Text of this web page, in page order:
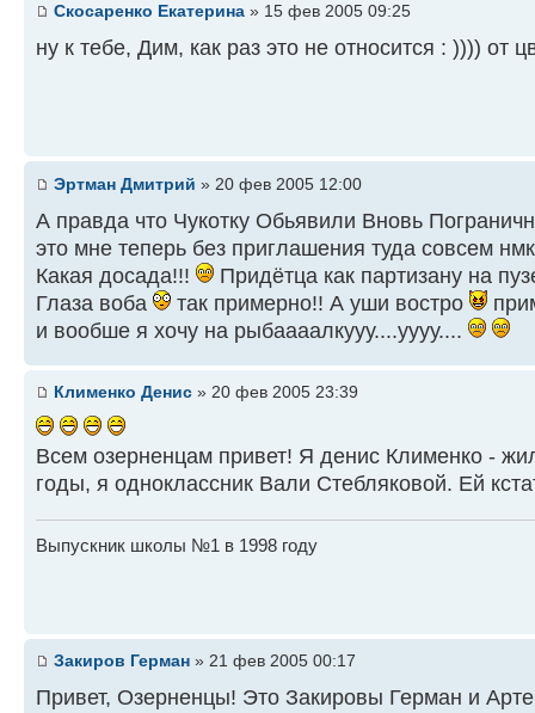
Скосаренко Екатерина » 15 фев 2005 09:25
ну к тебе, Дим, как раз это не относится : )))) от
Эртман Дмитрий » 20 фев 2005 12:00
А правда что Чукотку Обьявили Вновь
это мне теперь без приглашения туда совсем
Какая досада!!!
Придётца как партизану на
Глаза воба
так примерно!! А уши востро
и вообше я хочу на рыбаааалкууу....уууу....
Клименко Денис » 20 фев 2005 23:39
Всем озерненцам привет! Я денис Клименко -
годы, я одноклассник Вали Стебляковой. Ей
Выпускник школы №1 в 1998 году
Закиров Герман » 21 фев 2005 00:17
Привет, Озерненцы! Это Закировы Герман и